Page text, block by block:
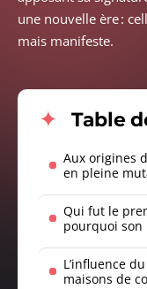
une nouvelle ère :
mais manifeste.
Table
Aux origines
en pleine
Qui fut le
pourquoi son
L’influence
maisons de